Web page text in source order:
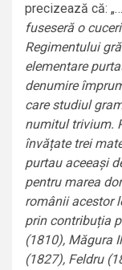
precizează că: „…
fuseseră o
Regimentului
elementare
denumire
care studiul
numitul trivium.
învățate trei
purtau aceeași
pentru marea
românii acestor
prin contribuția
(1810), Măgura
(1827), Feldru